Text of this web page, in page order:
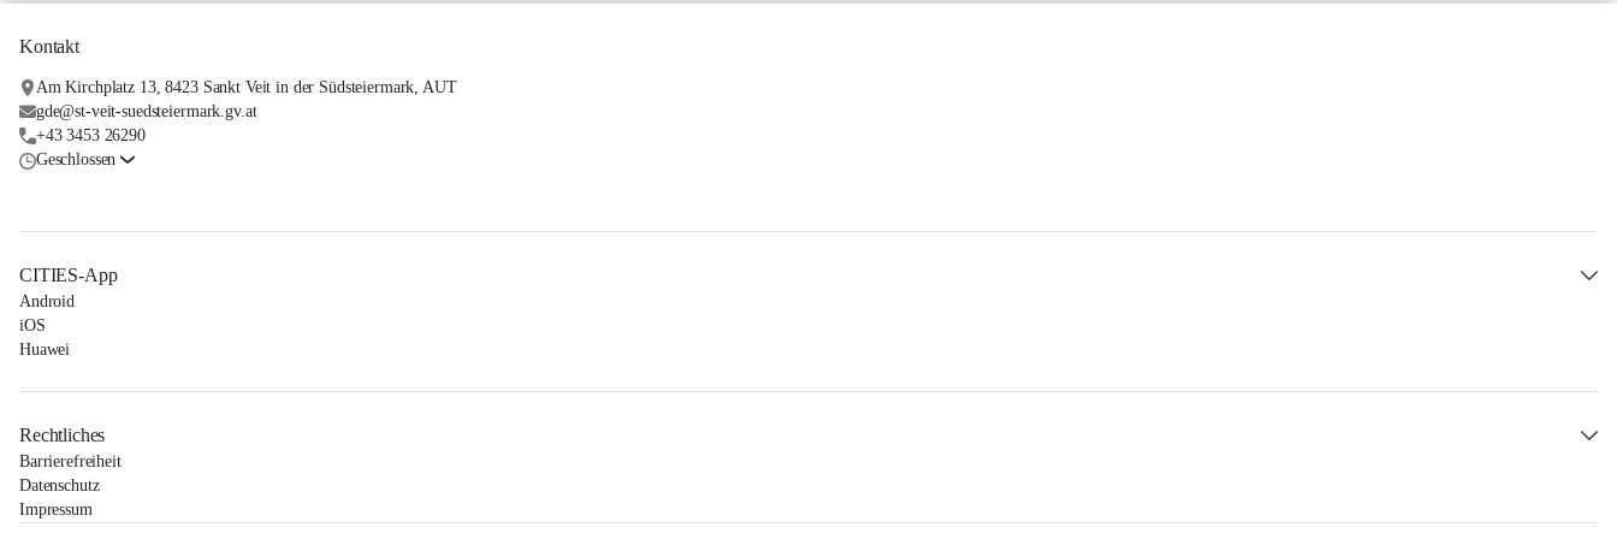
Kontakt
Am Kirchplatz 13, 8423 Sankt Veit in der Südsteiermark, AUT
gde@st-veit-suedsteiermark.gv.at
+43 3453 26290
Geschlossen
CITIES-App
Android
iOS
Huawei
Rechtliches
Barrierefreiheit
Datenschutz
Impressum